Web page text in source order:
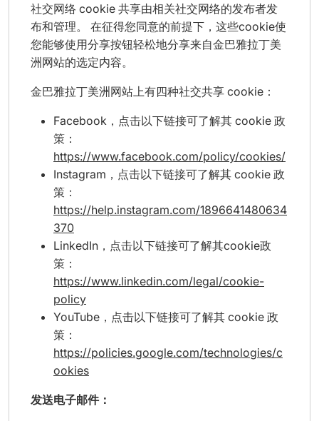
社交网络 cookie 共享由相关社交网络的发布者发
布和管理。 在征得您同意的前提下，这些cookie使
您能够使用分享按钮轻松地分享来自金巴雅拉丁美
洲网站的选定内容。
金巴雅拉丁美洲网站上有四种社交共享 cookie：
Facebook，点击以下链接可了解其 cookie 政
策：
https://www.facebook.com/policy/cookies/
Instagram，点击以下链接可了解其 cookie 政
策：
https://help.instagram.com/1896641480634
370
LinkedIn，点击以下链接可了解其cookie政
策：
https://www.linkedin.com/legal/cookie-
policy
YouTube，点击以下链接可了解其 cookie 政
策：
https://policies.google.com/technologies/c
ookies
发送电子邮件：